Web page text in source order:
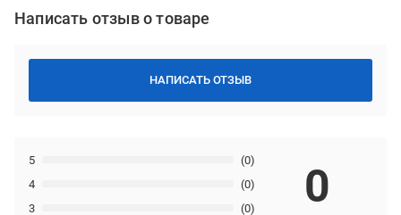
Написать отзыв о товаре
НАПИСАТЬ ОТЗЫВ
3 (0)
4 (0)
5 (0)
0